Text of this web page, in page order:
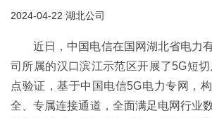
2024-04-22 湖北公司
近日，中国电信在国网湖北省电力
司所属的汉口滨江示范区开展了5G短
点验证，基于中国电信5G电力专网，
全、专属连接通道，全面满足电网行业